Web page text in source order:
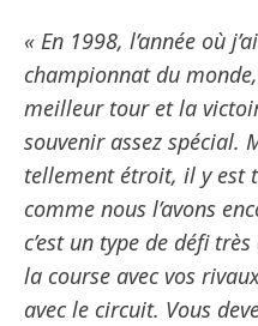
« En 1998, l’année où
championnat du
meilleur tour et la
souvenir assez spécial.
tellement étroit, il y est
comme nous l’avons
c’est un type de défi
la course avec vos
avec le circuit. Vous